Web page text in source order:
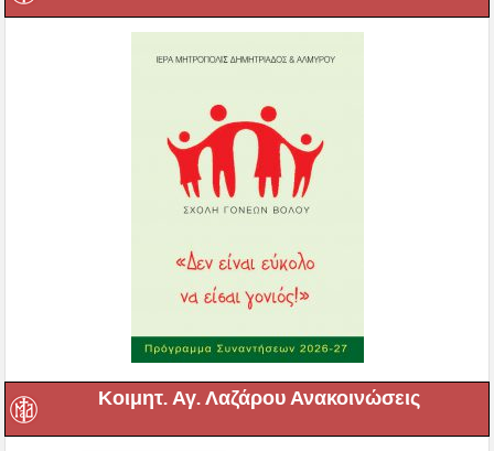
Κοιμητ. Αγ. Λαζάρου Ανακοινώσεις